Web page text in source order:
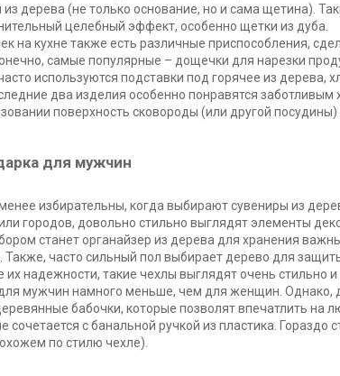
дерева (не только основание, но и сама щетина).
целебный эффект, особенно щетки из дуба.
на кухне также есть различные приспособления,
самые популярные – дощечки для нарезки
используются подставки под горячее из дерева,
два изделия особенно понравятся
поверхность сковороды (или другой посудины)
для мужчин
избирательны, когда выбирают сувениры из
городов, довольно стильно выглядят элементы
станет органайзер из дерева для хранения
Также, часто сильный пол выбирает дерево для
их надежности, такие чехлы выглядят очень стильно
мужчин намного меньше, чем для женщин. Однако,
бабочки, которые позволят впечатлить на
сочетается с банальной ручкой из пластика. Гораздо
по стилю чехле).